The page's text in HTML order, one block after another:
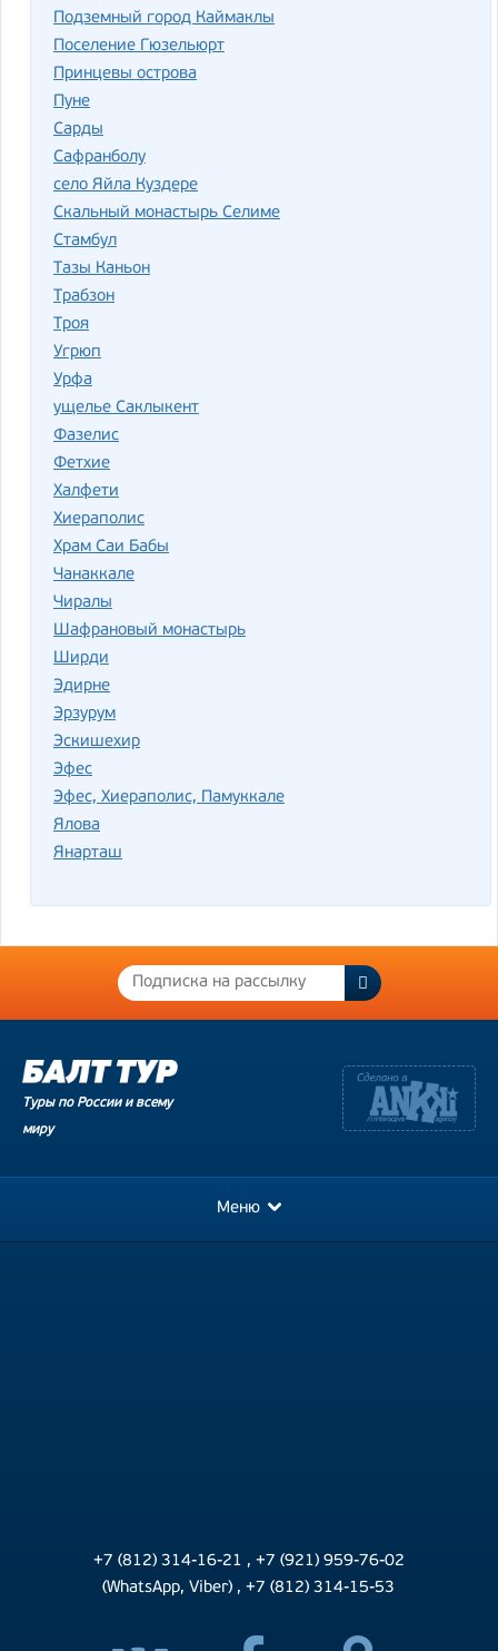
Подземный город Каймаклы
Поселение Гюзельюрт
Принцевы острова
Пуне
Сарды
Сафранболу
село Яйла Куздере
Скальный монастырь Селиме
Стамбул
Тазы Каньон
Трабзон
Троя
Угрюп
Урфа
ущелье Саклыкент
Фазелис
Фетхие
Халфети
Хиераполис
Храм Саи Бабы
Чанаккале
Чиралы
Шафрановый монастырь
Ширди
Эдирне
Эрзурум
Эскишехир
Эфес
Эфес, Хиераполис, Памуккале
Ялова
Янарташ
Туры по России и всему
миру
Меню
+7 (812) 314-16-21 , +7 (921) 959-76-02
(WhatsApp, Viber) ,+7 (812) 314-15-53